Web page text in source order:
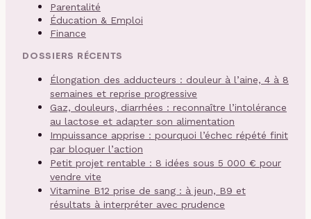
Parentalité
Éducation & Emploi
Finance
DOSSIERS RÉCENTS
Élongation des adducteurs : douleur à l’aine, 4 à 8
semaines et reprise progressive
Gaz, douleurs, diarrhées : reconnaître l’intolérance
au lactose et adapter son alimentation
Impuissance apprise : pourquoi l’échec répété finit
par bloquer l’action
Petit projet rentable : 8 idées sous 5 000 € pour
vendre vite
Vitamine B12 prise de sang : à jeun, B9 et
résultats à interpréter avec prudence